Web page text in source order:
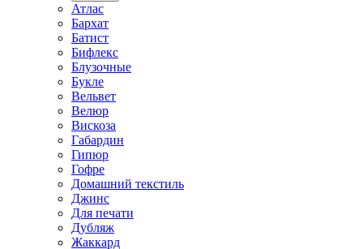
Атлас
Бархат
Батист
Бифлекс
Блузочные
Букле
Вельвет
Велюр
Вискоза
Габардин
Гипюр
Гофре
Домашний текстиль
Джинс
Для печати
Дубляж
Жаккард